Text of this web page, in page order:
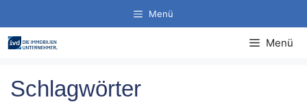
Inhalt
springen
Menü
Menü
Schlagwörter